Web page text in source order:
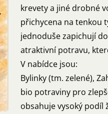
krevety a jiné drobné
přichycena na tenkou
jednoduše zapichují
atraktivní potravu,
V nabídce jsou:
Bylinky (tm. zelené),
bio potraviny pro
obsahuje vysoký podíl